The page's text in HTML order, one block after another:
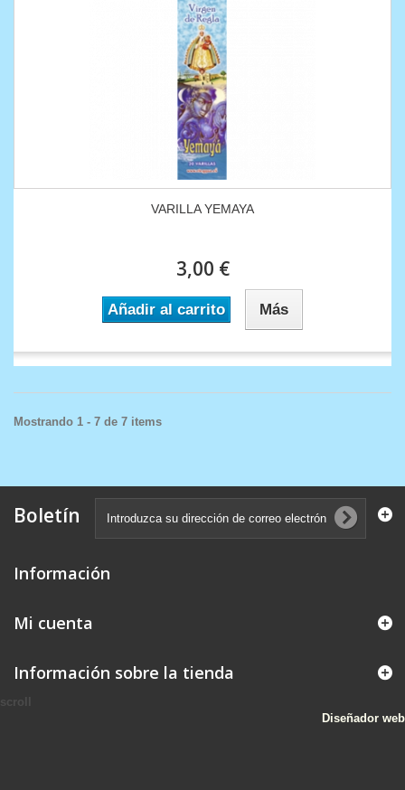
VARILLA YEMAYA
3,00 €
Añadir al carrito Más
Mostrando 1 - 7 de 7 items
Boletín
Información
Mi cuenta
Información sobre la tienda
Diseñador web